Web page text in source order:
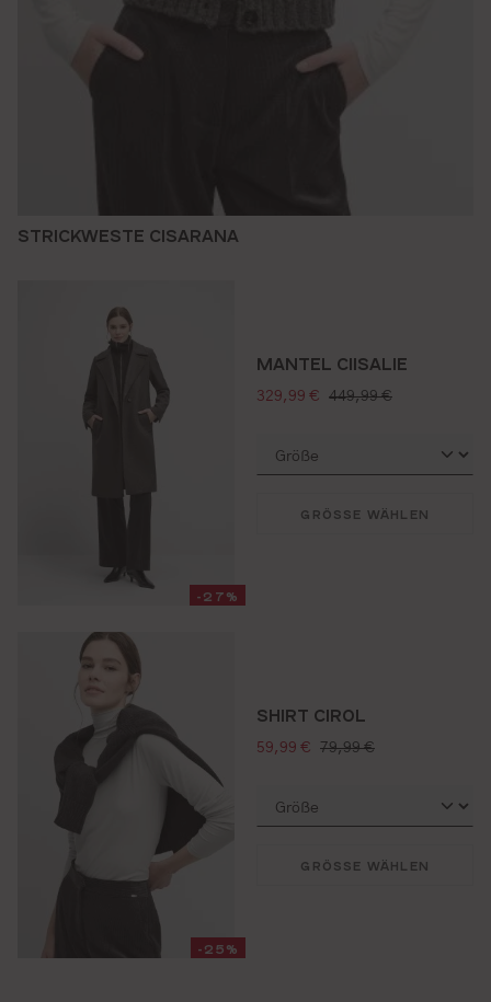
STRICKWESTE CISARANA
-27%
MANTEL CIISALIE
verkaufspreis:
329,99 € regulärer preis:
449,99 €
GRÖSSE WÄHLEN
-25%
SHIRT CIROL
verkaufspreis:
59,99 € regulärer preis:
79,99 €
GRÖSSE WÄHLEN